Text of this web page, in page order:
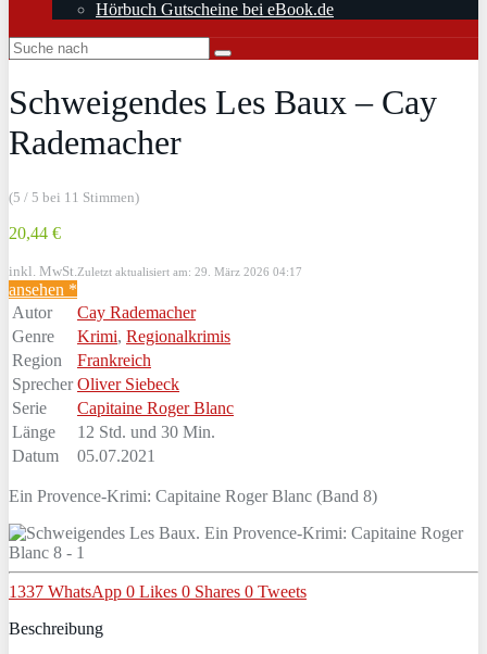
Hörbuch Gutscheine bei eBook.de
Schweigendes Les Baux – Cay
Rademacher
(5 / 5 bei 11 Stimmen)
20,44 €
inkl. MwSt. Zuletzt aktualisiert am: 29. März 2026 04:17
ansehen *
Autor
Cay Rademacher
Genre
Krimi, Regionalkrimis
Region
Frankreich
Sprecher Oliver Siebeck
Serie
Capitaine Roger Blanc
Länge
12 Std. und 30 Min.
Datum
05.07.2021
Ein Provence-Krimi: Capitaine Roger Blanc (Band 8)
1337 WhatsApp 0 Likes 0 Shares 0 Tweets
Beschreibung